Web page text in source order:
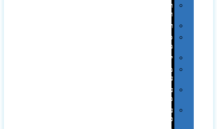
תערוכות
וכנסים
רמקולים
סוכריות
ממותגות
יודאיקה
מארזי
עטים
עטי
מתכת
עטי
פלסטיק